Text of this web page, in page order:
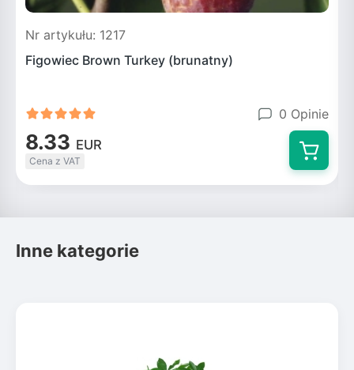
Nr artykułu: 1217
Figowiec Brown Turkey (brunatny)
0 Opinie
8.33 EUR
Cena z VAT
Inne kategorie